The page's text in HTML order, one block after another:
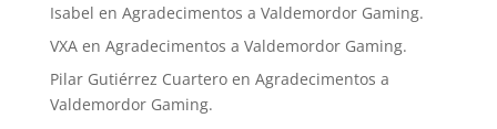
Isabel en Agradecimentos a Valdemordor Gaming.
VXAen Agradecimentos a Valdemordor Gaming.
Pilar Gutiérrez Cuarteroen Agradecimentos a
Valdemordor Gaming.